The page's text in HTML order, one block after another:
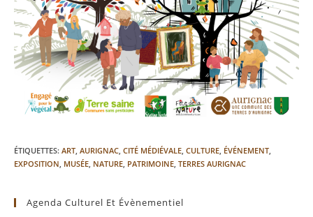
ÉTIQUETTES: ART, AURIGNAC, CITÉ MÉDIÉVALE, CULTURE, ÉVÉNEMENT,
EXPOSITION, MUSÉE, NATURE, PATRIMOINE, TERRES AURIGNAC
Agenda Culturel Et Évènementiel